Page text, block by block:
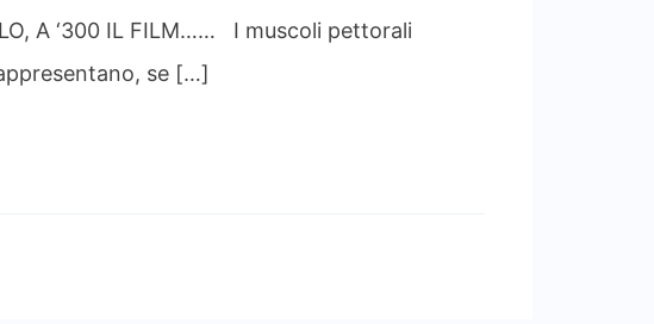
A ‘300 IL FILM…… I muscoli pettorali
se […]